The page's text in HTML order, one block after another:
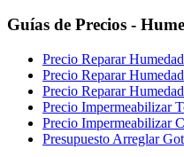
Guías de Precios -
Precio Reparar
Precio Reparar
Precio Reparar
Precio Impermeabilizar
Precio Impermeabilizar
Presupuesto Arreglar